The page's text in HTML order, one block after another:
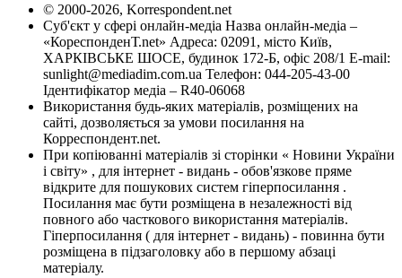
© 2000-2026, Korrespondent.net
Суб'єкт у сфері онлайн-медіа Назва онлайн-медіа –
«КореспонденТ.net» Адреса: 02091, місто Київ,
ХАРКІВСЬКЕ ШОСЕ, будинок 172-Б, офіс 208/1 E-mail:
sunlight@mediadim.com.ua Телефон: 044-205-43-00
Ідентифікатор медіа – R40-06068
Використання будь-яких матеріалів, розміщених на
сайті, дозволяється за умови посилання на
Корреспондент.net.
При копіюванні матеріалів зі сторінки « Новини України
і світу» , для інтернет - видань - обов'язкове пряме
відкрите для пошукових систем гіперпосилання .
Посилання має бути розміщена в незалежності від
повного або часткового використання матеріалів.
Гіперпосилання ( для інтернет - видань) - повинна бути
розміщена в підзаголовку або в першому абзаці
матеріалу.